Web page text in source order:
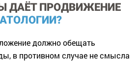
ДАЁТ ПРОДВИЖЕНИЕ
должно обещать
в противном случае не смысла